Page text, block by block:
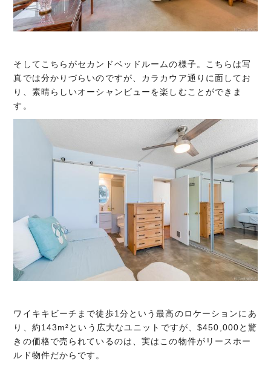
そしてこちらがセカンドベッドルームの様子。こちらは写
真では分かりづらいのですが、カラカウア通りに面してお
り、素晴らしいオーシャンビューを楽しむことができま
す。
ワイキキビーチまで徒歩1分という最高のロケーションにあ
り、約143m²という広大なユニットですが、$450,000と驚
きの価格で売られているのは、実はこの物件がリースホー
ルド物件だからです。